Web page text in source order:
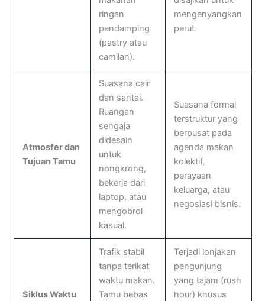
ringan
pendamping
(pastry atau
camilan).
mengenyangkan
perut.
Atmosfer dan
Tujuan Tamu
Suasana cair
dan santai.
Ruangan
sengaja
didesain
untuk
nongkrong,
bekerja dari
laptop, atau
mengobrol
kasual.
Suasana formal
terstruktur yang
berpusat pada
agenda makan
kolektif,
perayaan
keluarga, atau
negosiasi bisnis.
Siklus Waktu
Trafik stabil
tanpa terikat
waktu makan.
Tamu bebas
Terjadi lonjakan
pengunjung
yang tajam (rush
hour) khusus